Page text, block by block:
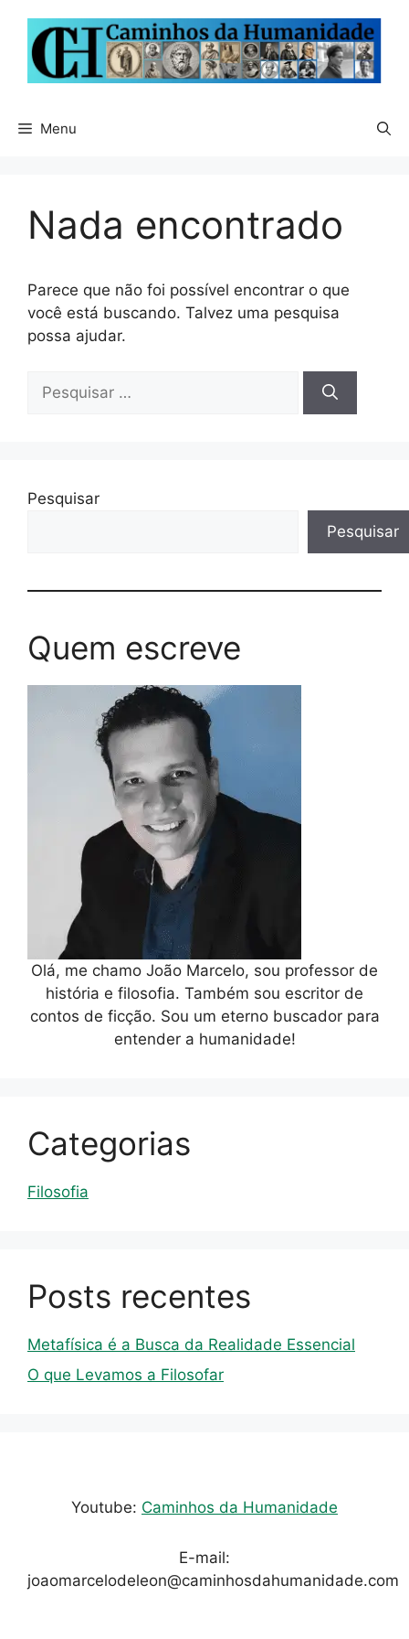
conteúdo
Menu
Nada encontrado
Parece que não foi possível encontrar o que
você está buscando. Talvez uma pesquisa
possa ajudar.
por:
Pesquisar
Pesquisar
Quem escreve
Olá, me chamo João Marcelo, sou professor de
história e filosofia. Também sou escritor de
contos de ficção. Sou um eterno buscador para
entender a humanidade!
Categorias
Filosofia
Posts recentes
Metafísica é a Busca da Realidade Essencial
O que Levamos a Filosofar
Youtube: Caminhos da Humanidade
E-mail:
joaomarcelodeleon@caminhosdahumanidade.com